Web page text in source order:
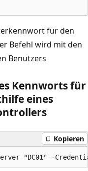
für den
Befehl wird mit den
Benutzers
Kennworts für
eines
Kopieren